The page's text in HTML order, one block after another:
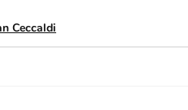
Ceccaldi